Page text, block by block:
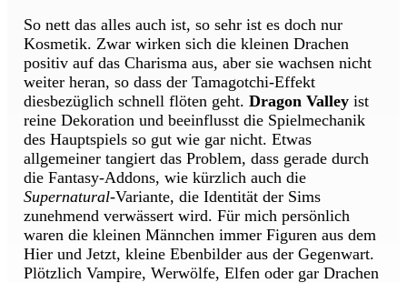
So nett das alles auch ist, so sehr ist es doch nur
Kosmetik. Zwar wirken sich die kleinen Drachen
positiv auf das Charisma aus, aber sie wachsen nicht
weiter heran, so dass der Tamagotchi-Effekt
diesbezüglich schnell flöten geht. Dragon Valleyist
reine Dekoration und beeinflusst die Spielmechanik
des Hauptspiels so gut wie gar nicht. Etwas
allgemeiner tangiert das Problem, dass gerade durch
die Fantasy-Addons, wie kürzlich auch die
Supernatural-Variante, die Identität der Sims
zunehmend verwässert wird. Für mich persönlich
waren die kleinen Männchen immer Figuren aus dem
Hier und Jetzt, kleine Ebenbilder aus der Gegenwart.
Plötzlich Vampire, Werwölfe, Elfen oder gar Drachen